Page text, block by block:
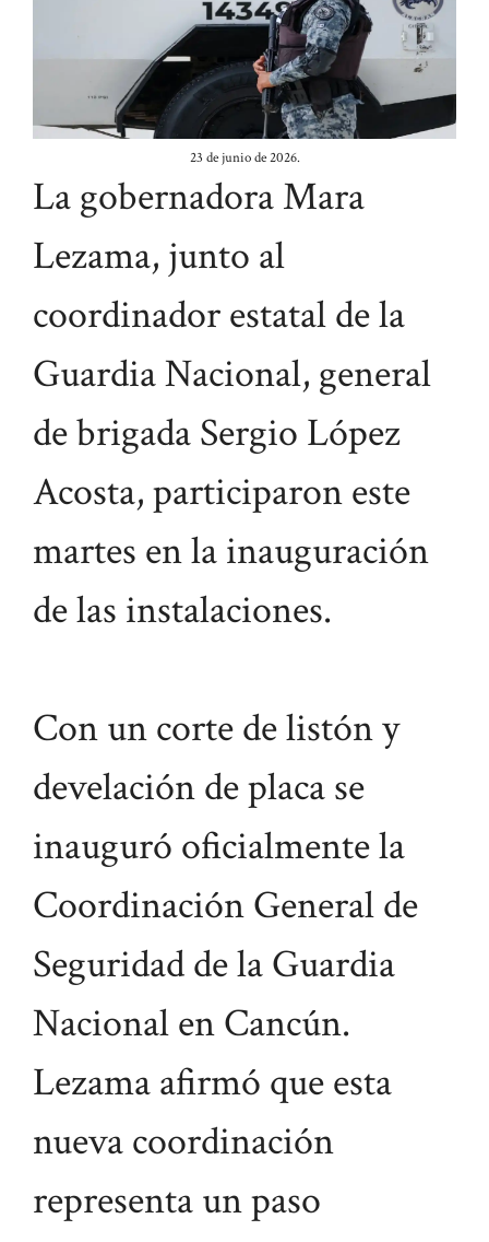
23 de junio de 2026.
La gobernadora Mara
Lezama, junto al
coordinador estatal de la
Guardia Nacional, general
de brigada Sergio López
Acosta, participaron este
martes en la inauguración
de las instalaciones.
Con un corte de listón y
develación de placa se
inauguró oficialmente la
Coordinación General de
Seguridad de la Guardia
Nacional en Cancún.
Lezama afirmó que esta
nueva coordinación
representa un paso